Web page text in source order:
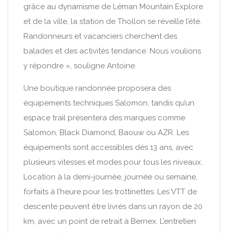
grâce au dynamisme de Léman Mountain Explore
et de la ville, la station de Thollon se réveille l’été.
Randonneurs et vacanciers cherchent des
balades et des activités tendance. Nous voulions
y répondre », souligne Antoine.
Une boutique randonnée proposera des
équipements techniques Salomon, tandis qu’un
espace trail présentera des marques comme
Salomon, Black Diamond, Baouw ou AZR. Les
équipements sont accessibles dès 13 ans, avec
plusieurs vitesses et modes pour tous les niveaux.
Location à la demi-journée, journée ou semaine,
forfaits à l’heure pour les trottinettes. Les VTT de
descente peuvent être livrés dans un rayon de 20
km, avec un point de retrait à Bernex. L’entretien